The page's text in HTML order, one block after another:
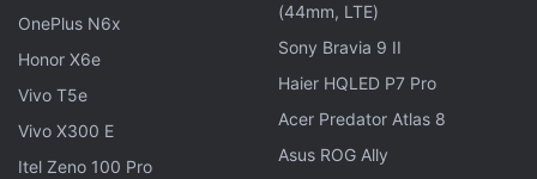
OnePlus N6x
Honor X6e
Vivo T5e
Vivo X300 E
Itel Zeno 100 Pro
(44mm, LTE)
Sony Bravia 9 II
Haier HQLED P7 Pro
Acer Predator Atlas 8
Asus ROG Ally